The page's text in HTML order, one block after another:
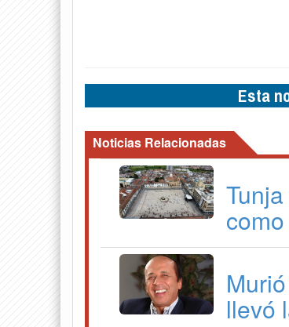
Esta
Noticias Relacionadas
llevó